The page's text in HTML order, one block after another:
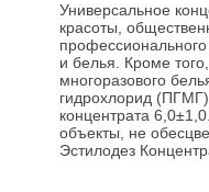
Универсальное
красоты,
и белья. Кроме
многоразового
гидрохлорид
концентрата
объекты, не
Эстилодез